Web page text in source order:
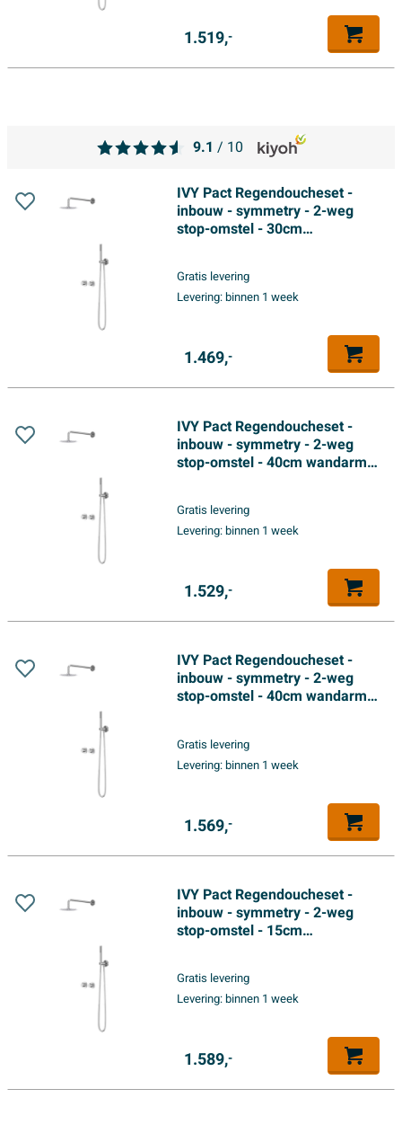
1.519,-
IVY Pact Regendoucheset -
inbouw - symmetry - 2-weg
stop-omstel - 30cm
uitlaat - 150cm doucheslang -
satin spray handdouche -
Gratis levering
Levering:binnen 1 week
1.469,-
IVY Pact Regendoucheset -
inbouw - symmetry - 2-weg
stop-omstel - 40cm wandarm -
doucheslang - satin spray
handdouche - Chroom
Gratis levering
Levering:binnen 1 week
1.529,-
IVY Pact Regendoucheset -
inbouw - symmetry - 2-weg
stop-omstel - 40cm wandarm -
doucheslang - satin spray
handdouche - Chroom
Gratis levering
Levering:binnen 1 week
1.569,-
IVY Pact Regendoucheset -
inbouw - symmetry - 2-weg
stop-omstel - 15cm
uitlaat - 150cm doucheslang -
satin spray handdouche -
Gratis levering
Levering:binnen 1 week
1.589,-
9.1 / 10